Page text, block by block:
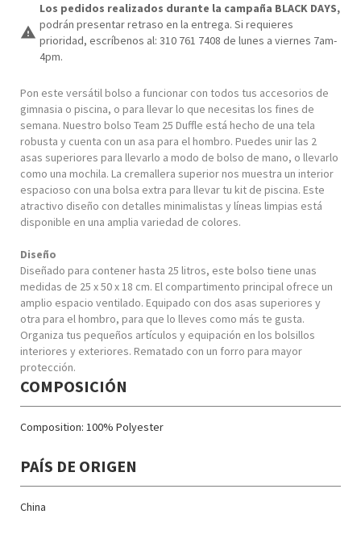
Pon este versátil bolso a funcionar con todos tus accesorios de
gimnasia o piscina, o para llevar lo que necesitas los fines de
semana. Nuestro bolso Team 25 Duffle está hecho de una tela
robusta y cuenta con un asa para el hombro. Puedes unir las 2
asas superiores para llevarlo a modo de bolso de mano, o llevarlo
como una mochila. La cremallera superior nos muestra un interior
espacioso con una bolsa extra para llevar tu kit de piscina. Este
atractivo diseño con detalles minimalistas y líneas limpias está
disponible en una amplia variedad de colores.
Diseño
Diseñado para contener hasta 25 litros, este bolso tiene unas
medidas de 25 x 50 x 18 cm. El compartimento principal ofrece un
amplio espacio ventilado. Equipado con dos asas superiores y
otra para el hombro, para que lo lleves como más te gusta.
Organiza tus pequeños artículos y equipación en los bolsillos
interiores y exteriores. Rematado con un forro para mayor
protección.
warning
Los pedidos realizados durante la campaña BLACK DAYS,
podrán presentar retraso en la entrega. Si requieres
prioridad, escríbenos al: 310 761 7408 de lunes a viernes 7am-
4pm.
COMPOSICIÓN
Composition: 100% Polyester
PAÍS DE ORIGEN
China